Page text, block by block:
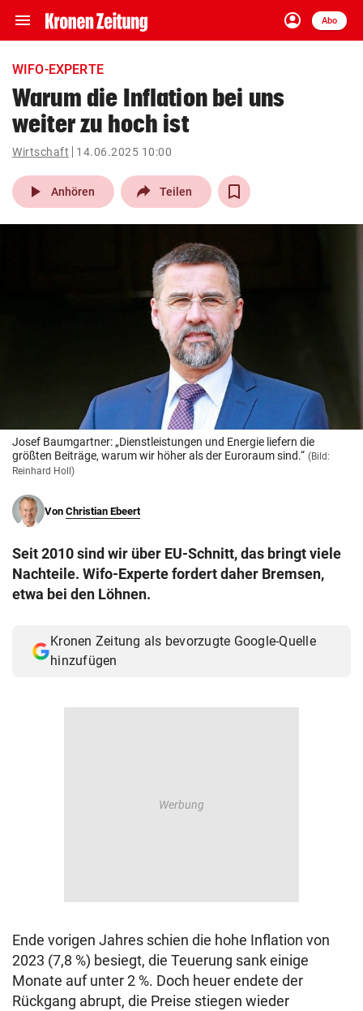
menu Navigation
ein-/ausklappen
account_circle
Anmelden
Abo
close Schließen
account_circle Anmelden
pin_drop
Wien arrow_right
bookmark
© Krone Multimedia GmbH & Co KG 2026
Muthgasse 2, 1190 Wien
WIFO-EXPERTE
Warum die Inflation bei uns
weiter zu hoch ist
Wirtschaft 14.06.2025 10:00
play_arrow Anhören Teilen
Josef Baumgartner: „Dienstleistungen und Energie liefern die
größten Beiträge, warum wir höher als der Euroraum sind.“ (Bild:
Reinhard Holl)
Von Christian Ebeert
Seit 2010 sind wir über EU-Schnitt, das bringt viele
Nachteile. Wifo-Experte fordert daher Bremsen,
etwa bei den Löhnen.
Kronen Zeitung als bevorzugte Google-Quelle
hinzufügen
Ende vorigen Jahres schien die hohe Inflation von
2023 (7,8 %) besiegt, die Teuerung sank einige
Monate auf unter 2 %. Doch heuer endete der
Rückgang abrupt, die Preise stiegen wieder